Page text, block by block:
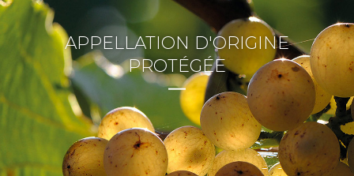
APPELLATION D'ORIGINE
PROTÉGÉE